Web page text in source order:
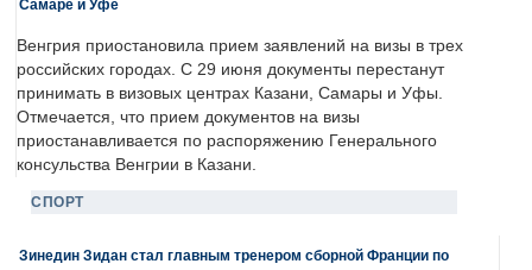
Самаре и Уфе
Венгрия приостановила прием заявлений на визы в трех
российских городах. С 29 июня документы перестанут
принимать в визовых центрах Казани, Самары и Уфы.
Отмечается, что прием документов на визы
приостанавливается по распоряжению Генерального
консульства Венгрии в Казани.
СПОРТ
Зинедин Зидан стал главным тренером сборной Франции по